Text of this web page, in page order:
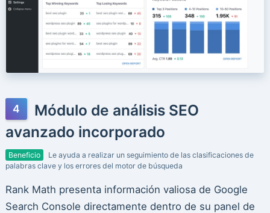
Módulo de análisis SEO
avanzado incorporado
Beneficio
Le ayuda a realizar un seguimiento de las clasificaciones de
palabras clave y los errores del motor de búsqueda
Rank Math presenta información valiosa de Google
Search Console directamente dentro de su panel de